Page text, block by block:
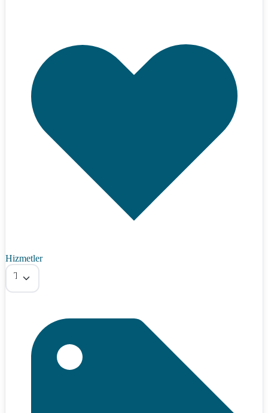
Hizmetler
Tümü